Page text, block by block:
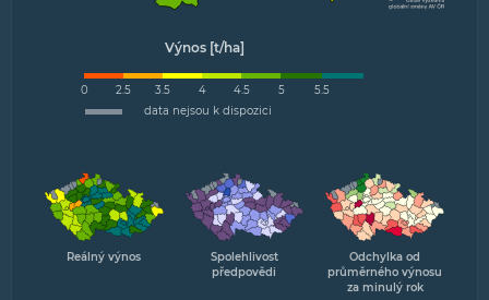
Výnos [t/ha]
0 2.5 3.5 4 4.5 5
5.5
data nejsou k dispozici
Reálný výnos
Spolehlivost
předpovědi
Odchylka od
průměrného výnosu
za minulý rok